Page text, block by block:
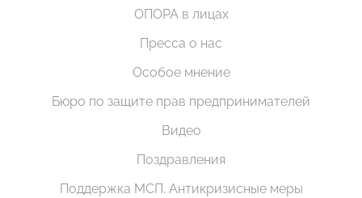
ОПОРА в лицах
Пресса о нас
Особое мнение
Бюро по защите прав предпринимателей
Видео
Поздравления
Поддержка МСП. Антикризисные меры